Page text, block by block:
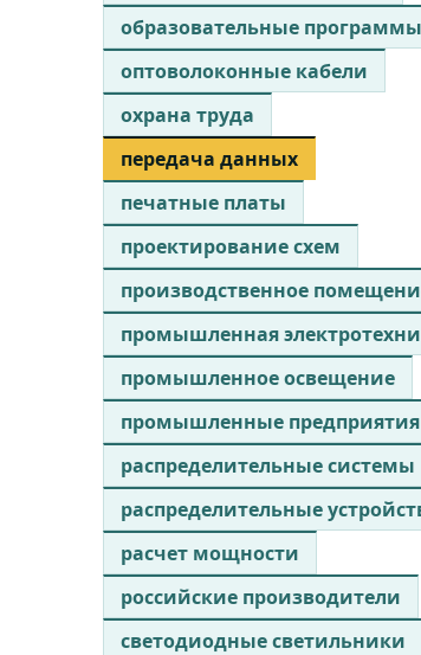
образовательные программы
оптоволоконные кабели
охрана труда
передача данных
печатные платы
проектирование схем
производственное
промышленная
промышленное освещение
промышленные предприятия
распределительные системы
распределительные
расчет мощности
российские производители
светодиодные светильники